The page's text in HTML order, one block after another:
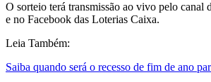
O sorteio terá transmissão ao vivo pelo canal
e no Facebook das Loterias Caixa.
Leia Também:
Saiba quando será o recesso de fim de ano